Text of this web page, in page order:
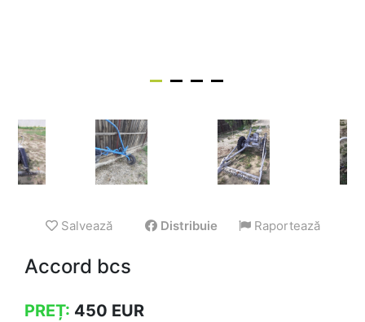
Salvează Distribuie Raportează
Accord bcs
PREȚ: 450 EUR